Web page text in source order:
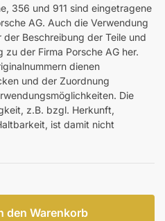
356 und 911 sind eingetragene
AG. Auch die Verwendung
Beschreibung der Teile und
der Firma Porsche AG her.
dienen
und der Zuordnung
Die
z.B. bzgl. Herkunft,
ist damit nicht
den Warenkorb